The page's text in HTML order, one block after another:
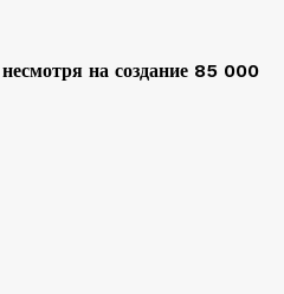
на создание 85 000